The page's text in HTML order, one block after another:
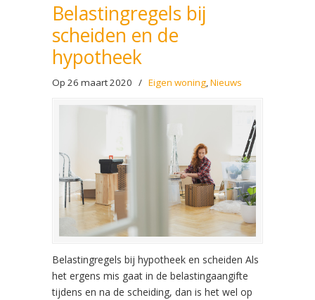
Belastingregels bij
scheiden en de
hypotheek
Op 26 maart 2020 / Eigen woning,Nieuws
Belastingregels bij hypotheek en scheiden Als
het ergens mis gaat in de belastingaangifte
tijdens en na de scheiding, dan is het wel op